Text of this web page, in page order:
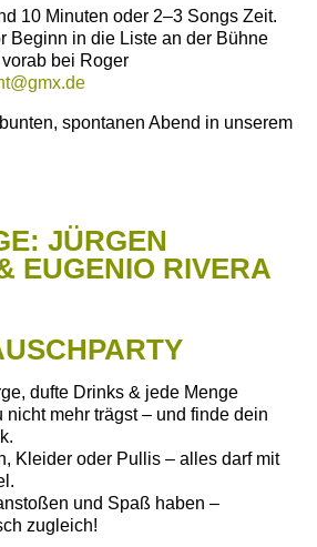
10 Minuten oder 2–3 Songs Zeit.
Beginn in die Liste an der Bühne
bei Roger
spontanen Abend in unserem
JÜRGEN
EUGENIO RIVERA
dufte Drinks & jede Menge
nicht mehr trägst – und finde dein
Kleider oder Pullis – alles darf mit
und Spaß haben –
zugleich!